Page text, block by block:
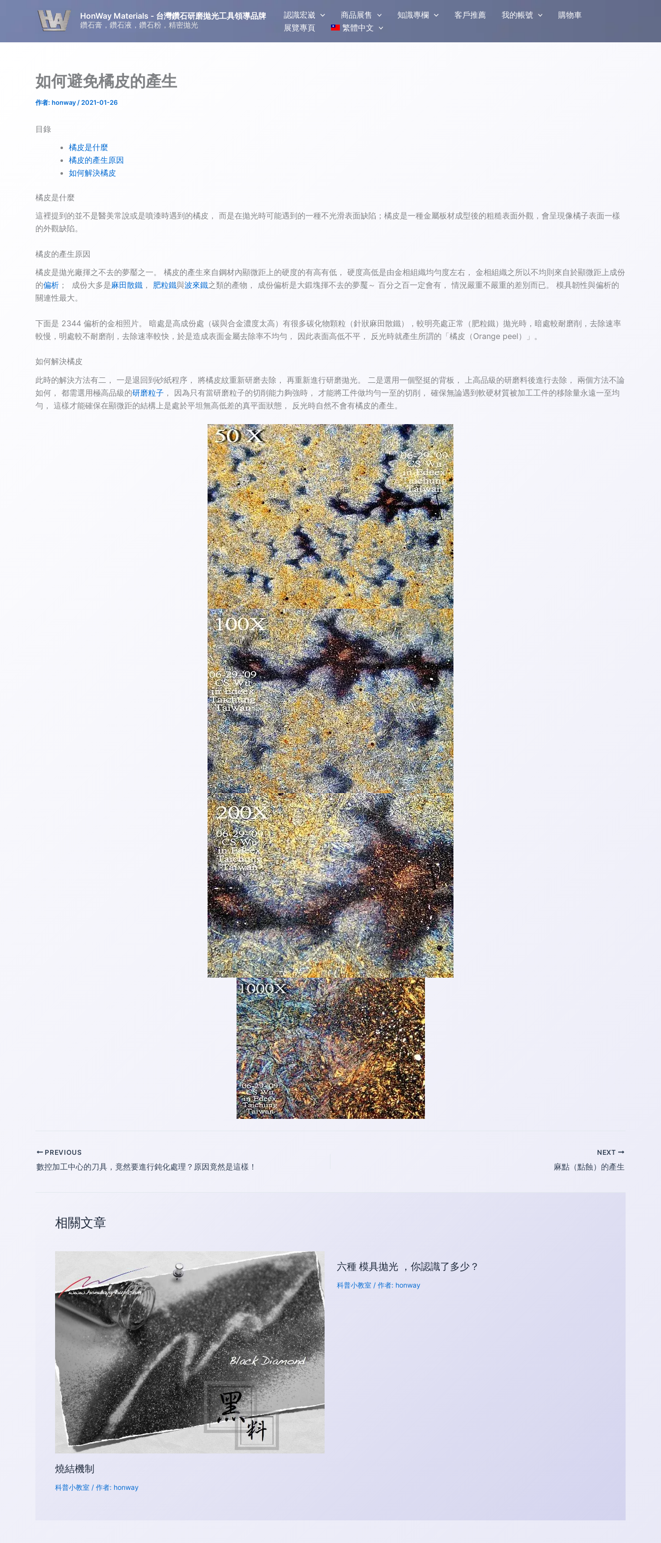
要
HonWay Materials - 台灣鑽石研磨拋光工具領導品牌
鑽石膏，鑽石液，鑽石粉，精密拋光
認識宏崴 商品展售 知識專欄 客戶推薦 我的帳號
購物車
展覽專頁
繁體中文
如何避免橘皮的產生
作者: honway / 2021-01-26
目錄
橘皮是什麼
橘皮的產生原因
如何解決橘皮
橘皮是什麼
這裡提到的並不是醫美常說或是噴漆時遇到的橘皮， 而是在拋光時可能遇到的一種不光滑表面缺陷；橘皮是一種金屬板材成型後的粗糙表面外觀，會呈現像橘子表面一樣
的外觀缺陷。
橘皮的產生原因
橘皮是拋光廠揮之不去的夢靨之一。 橘皮的產生來自鋼材內顯微距上的硬度的有高有低， 硬度高低是由金相組織均勻度左右， 金相組織之所以不均則來自於顯微距上成份
的偏析 ； 成份大多是麻田散鐵 ， 肥粒鐵與波來鐵之類的產物， 成份偏析是大鍛塊揮不去的夢魘～ 百分之百一定會有， 情況嚴重不嚴重的差別而已。 模具韌性與偏析的
關連性最大。
下面是 2344 偏析的金相照片。 暗處是高成份處（碳與合金濃度太高）有很多碳化物顆粒（針狀麻田散鐵），較明亮處正常（肥粒鐵）拋光時，暗處較耐磨削，去除速率
較慢，明處較不耐磨削，去除速率較快，於是造成表面金屬去除率不均勻， 因此表面高低不平， 反光時就產生所謂的「橘皮（Orange peel）」。
如何解決橘皮
此時的解決方法有二， 一是退回到砂紙程序， 將橘皮紋重新研磨去除， 再重新進行研磨拋光。 二是選用一個堅挺的背板， 上高品級的研磨料後進行去除， 兩個方法不論
如何， 都需選用極高品級的研磨粒子 ， 因為只有當研磨粒子的切削能力夠強時， 才能將工件做均勻一至的切削， 確保無論遇到軟硬材質被加工工件的移除量永遠一至均
勻， 這樣才能確保在顯微距的結構上是處於平坦無高低差的真平面狀態， 反光時自然不會有橘皮的產生。
PREVIOUS
數控加工中心的刀具，竟然要進行鈍化處理？原因竟然是這樣！
NEXT
麻點（點蝕）的產生
相關文章
燒結機制
科普小教室 / 作者: honway
六種 模具拋光 ，你認識了多少？
科普小教室 / 作者: honway